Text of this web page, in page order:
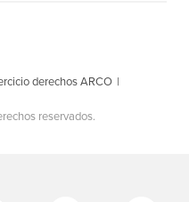
derechos ARCO |
reservados.